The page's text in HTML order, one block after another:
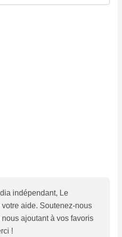
indépendant, Le
aide. Soutenez-nous
ajoutant à vos favoris
!